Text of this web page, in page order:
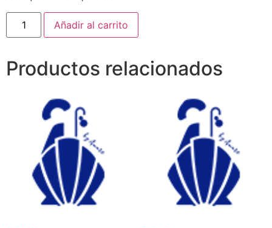
Añadir al carrito
Productos relacionados